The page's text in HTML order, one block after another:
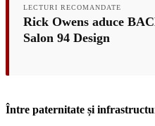
LECTURI RECOMANDATE
Rick Owens aduce
Salon 94 Design
Între paternitate și